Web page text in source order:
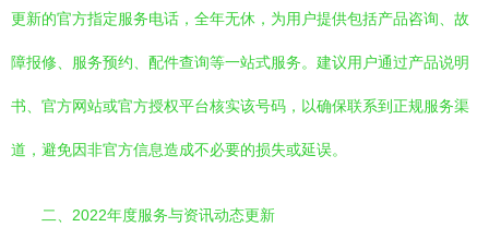
更新的官方指定服务电话，全年无休，为用户提供包括产品咨询、故
障报修、服务预约、配件查询等一站式服务。建议用户通过产品说明
书、官方网站或官方授权平台核实该号码，以确保联系到正规服务渠
道，避免因非官方信息造成不必要的损失或延误。
二、2022年度服务与资讯动态更新